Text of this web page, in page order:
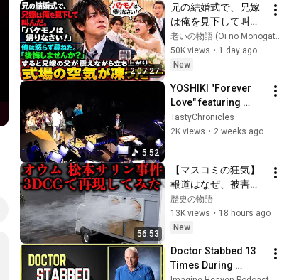
うということ・AI時
代における表現者の
価値」特別座談会
2:07:27
兄の結婚式で、兄嫁
は俺を見下して叫ん
だ。「バケモノは帰
りなさい！」俺は怒
らず尋ねた。「後悔
と兄嫁の父が震えな
がら立ち上がり、式
場の空気が凍った
――
老いの物語 (Oi no Monogatari)
50K views • 1 day ago
New
5:52
YOSHIKI "Forever
Love" featuring
Josh Groban The
Music Center Walt
TastyChronicles
2K views • 2 weeks ago
56:53
【マスコミの狂気】
報道はなぜ、被害者
を犯人にしたのか？8
人死亡、600人負傷
の大惨事、松本サリ
で再現
歴史の物語
13K views • 18 hours ago
New
Doctor Stabbed 13
Times During